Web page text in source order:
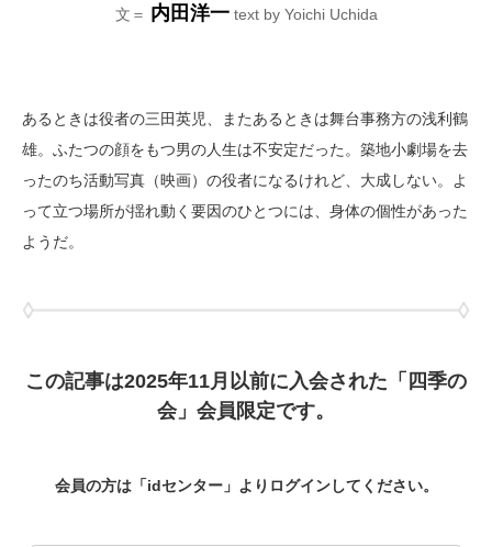
文＝ 内田洋一text by Yoichi Uchida
あるときは役者の三田英児、またあるときは舞台事務方の浅利鶴
雄。ふたつの顔をもつ男の人生は不安定だった。築地小劇場を去
ったのち活動写真（映画）の役者になるけれど、大成しない。よ
って立つ場所が揺れ動く要因のひとつには、身体の個性があった
ようだ。
この記事は2025年11月以前に入会された「四季の
会」会員限定です。
会員の方は「idセンター」よりログインしてください。